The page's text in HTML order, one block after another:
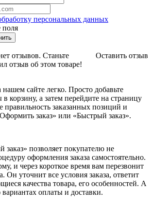
персональных данных
Оставить отзыв
отзывов. Станьте
отзыв об этом товаре!
сайте легко. Просто добавьте
корзину, а затем перейдите на страницу
правильность заказанных позиций и
заказ» или «Быстрый заказ».
позволяет покупателю не
оформления заказа самостоятельно.
и через короткое время вам перезвонит
Он уточнит все условия заказа, ответит
качества товара, его особенностей. А
оплаты и доставки.